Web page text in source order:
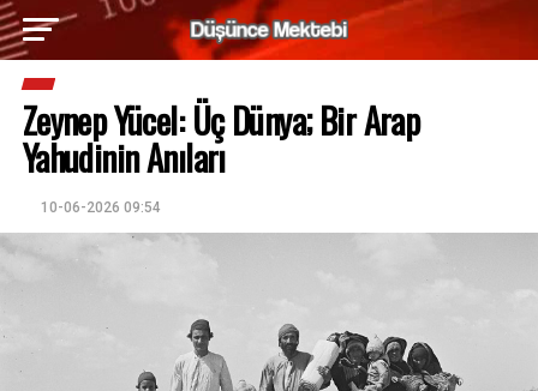
Zeynep Yücel: Üç Dünya; Bir Arap
Yahudinin Anıları
10-06-2026 09:54